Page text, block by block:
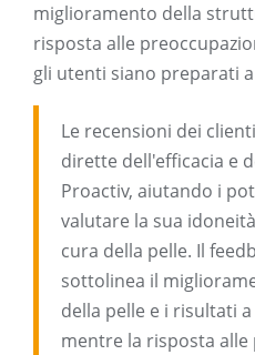
miglioramento della
risposta alle
gli utenti siano preparati
Le recensioni dei
dirette dell'efficacia e
Proactiv, aiutando i
valutare la sua
cura della pelle. Il
sottolinea il
della pelle e i risultati
mentre la risposta alle